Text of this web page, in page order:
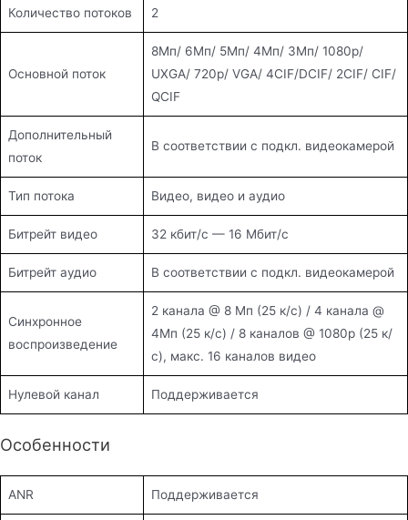
Количество потоков 2
Основной поток
8Мп/ 6Мп/ 5Мп/ 4Мп/ 3Мп/ 1080p/
UXGA/ 720p/ VGA/ 4CIF/DCIF/ 2CIF/ CIF/
QCIF
Дополнительный
поток
В соответствии с подкл. видеокамерой
Тип потока Видео, видео и аудио
Битрейт видео 32 кбит/с — 16 Мбит/с
Битрейт аудио В соответствии с подкл. видеокамерой
Синхронное
воспроизведение
2 канала @ 8 Мп (25 к/с) / 4 канала @
4Мп (25 к/с) / 8 каналов @ 1080p (25 к/
с), макс. 16 каналов видео
Нулевой канал Поддерживается
Особенности
ANR Поддерживается